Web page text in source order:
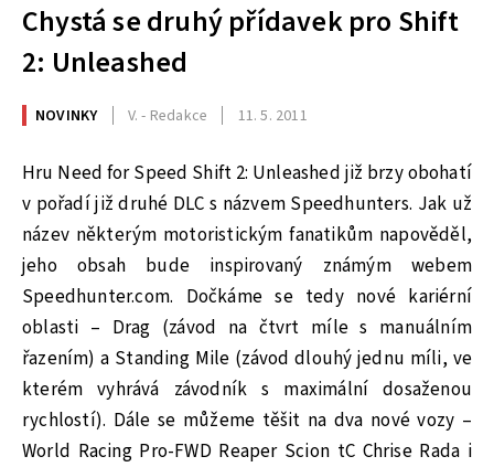
Chystá se druhý přídavek pro Shift
2: Unleashed
NOVINKY V. - Redakce 11. 5. 2011
Hru Need for Speed Shift 2: Unleashed již brzy obohatí
v pořadí již druhé DLC s názvem Speedhunters. Jak už
název některým motoristickým fanatikům napověděl,
jeho obsah bude inspirovaný známým webem
Speedhunter.com. Dočkáme se tedy nové kariérní
oblasti – Drag (závod na čtvrt míle s manuálním
řazením) a Standing Mile (závod dlouhý jednu míli, ve
kterém vyhrává závodník s maximální dosaženou
rychlostí). Dále se můžeme těšit na dva nové vozy –
World Racing Pro-FWD Reaper Scion tC Chrise Rada i